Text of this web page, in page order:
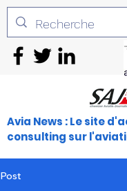
Avia News : Le site
consulting sur
Post